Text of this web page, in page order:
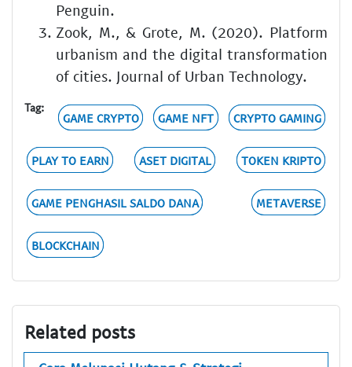
Penguin.
Zook, M., & Grote, M. (2020). Platform
urbanism and the digital transformation
of cities. Journal of Urban Technology.
Tag:
GAME CRYPTO GAME NFT CRYPTO GAMING
PLAY TO EARN ASET DIGITAL TOKEN KRIPTO
GAME PENGHASIL SALDO DANA METAVERSE
BLOCKCHAIN
Related posts